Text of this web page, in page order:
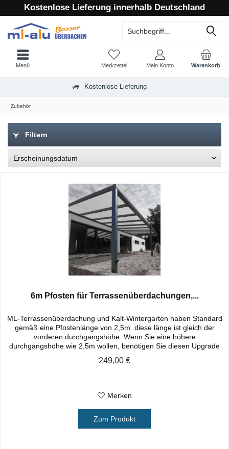
Kostenlose Lieferung innerhalb Deutschland
Menü Warenkorb
Merkzettel Mein Konto
Kostenlose Lieferung
Zubehör
Filtern
6m Pfosten für Terrassenüberdachungen,...
ML-Terrassenüberdachung und Kalt-Wintergarten haben Standard
gemäß eine Pfostenlänge von 2,5m. diese länge ist gleich der
vorderen durchgangshöhe. Wenn Sie eine höhere
durchgangshöhe wie 2,5m wollen, benötigen Sie diesen Upgrade
249,00 €
Merken
Zum Produkt